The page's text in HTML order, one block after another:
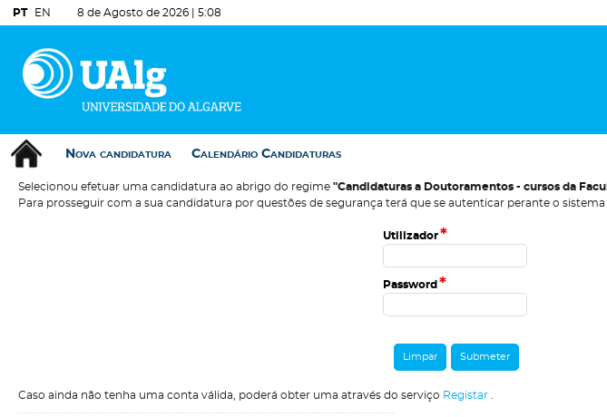
PT EN 8 de Agosto de 2026 | 5:08
Nova candidatura Calendário Candidaturas
Selecionou efetuar uma candidatura ao abrigo do regime "Candidaturas a Doutoramentos - cursos da
Para prosseguir com a sua candidatura por questões de segurança terá que se autenticar perante o
Utilizador*
Password *
Caso ainda não tenha uma conta válida, poderá obter uma através do serviço Registar